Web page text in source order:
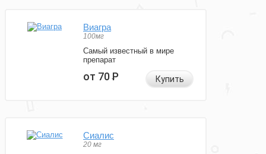
Виагра
100мг
Самый известный в мире
препарат
от 70Р Купить
Сиалис
20 мг